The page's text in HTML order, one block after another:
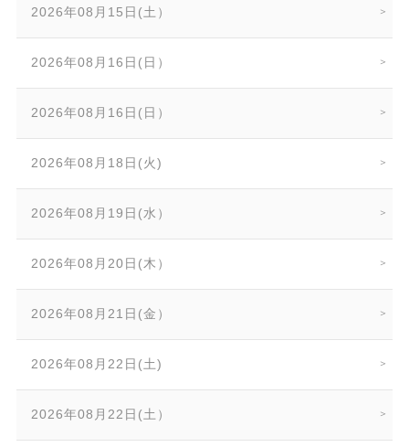
2026年08月15日(土）
2026年08月16日(日）
2026年08月16日(日）
2026年08月18日(火)
2026年08月19日(水）
2026年08月20日(木）
2026年08月21日(金）
2026年08月22日(土)
2026年08月22日(土）